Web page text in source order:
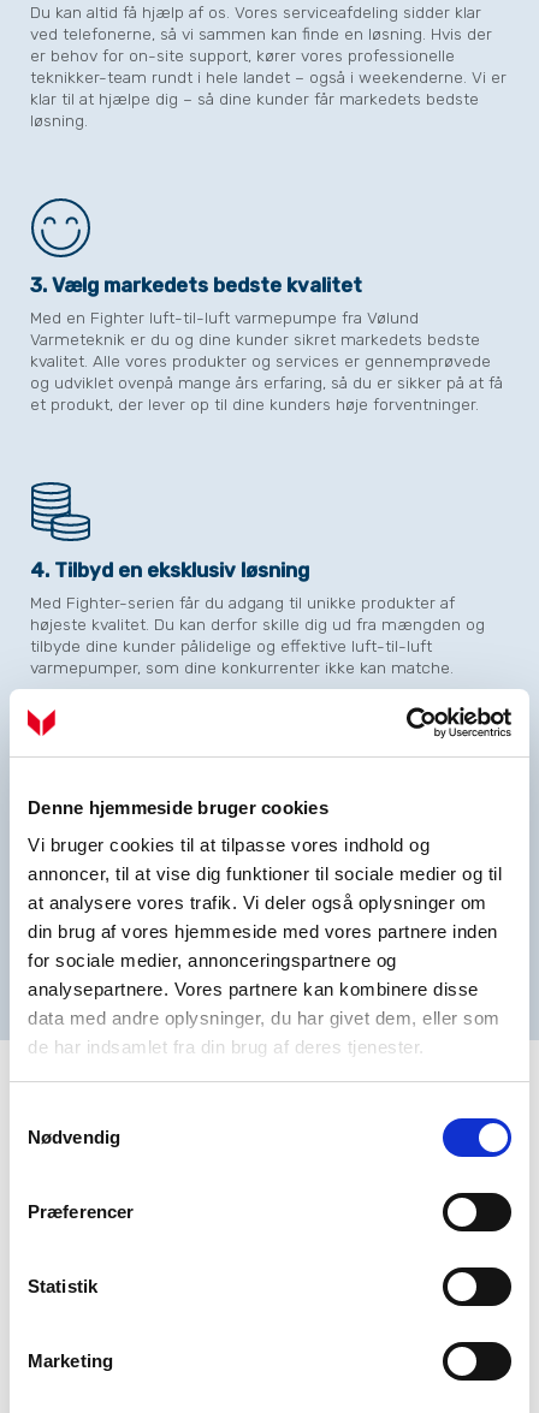
Denne hjemmeside bruger cookies
Vi bruger cookies til at tilpasse vores indhold og
annoncer, til at vise dig funktioner til sociale medier og til
at analysere vores trafik. Vi deler også oplysninger om
din brug af vores hjemmeside med vores partnere inden
for sociale medier, annonceringspartnere og
analysepartnere. Vores partnere kan kombinere disse
data med andre oplysninger, du har givet dem, eller som
de har indsamlet fra din brug af deres tjenester.
Nødvendig
Præferencer
Statistik
Marketing
Du kan altid få hjælp af os. Vores serviceafdeling sidder klar
ved telefonerne, så vi sammen kan finde en løsning. Hvis der
er behov for on-site support, kører vores professionelle
teknikker-team rundt i hele landet – også i weekenderne. Vi er
klar til at hjælpe dig – så dine kunder får markedets bedste
løsning.
3. Vælg markedets bedste kvalitet
Med en Fighter luft-til-luft varmepumpe fra Vølund
Varmeteknik er du og dine kunder sikret markedets bedste
kvalitet. Alle vores produkter og services er gennemprøvede
og udviklet ovenpå mange års erfaring, så du er sikker på at få
et produkt, der lever op til dine kunders høje forventninger.
4. Tilbyd en eksklusiv løsning
Med Fighter-serien får du adgang til unikke produkter af
højeste kvalitet. Du kan derfor skille dig ud fra mængden og
tilbyde dine kunder pålidelige og effektive luft-til-luft
varmepumper, som dine konkurrenter ikke kan matche.
5. Giv dine kunder 5 års garanti
Vi stoler på vores produkter. Derfor er vi også stolte af at
tilbyde udvidet 5 års garanti på alle Fighter luft-til-luft
varmepumper, så dine kunder får ekstra ro i maven.
Vølund Varmeteknik har din
produkt. Vi hjælper dig med rådgivning og skulle du have
spørgsmål, er vores serviceafdeling og tekniske team
Varmebranchen udvikler sig hele tiden. Vi ved, at det
kan være svært at holde sig opdateret i en travl